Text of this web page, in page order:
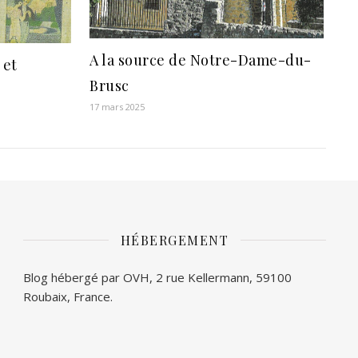
et
A la source de Notre-Dame-du-
Brusc
17 mars 2025
HÉBERGEMENT
Blog hébergé par OVH, 2 rue Kellermann, 59100
Roubaix, France.